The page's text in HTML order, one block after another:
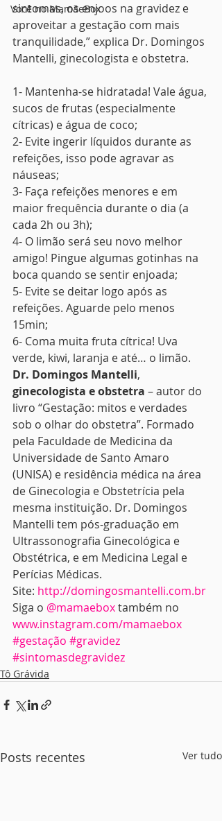
Você no MamãeBox
sintomas, os enjoos na gravidez e
aproveitar a gestação com mais
tranquilidade,” explica Dr. Domingos
Mantelli, ginecologista e obstetra.
1- Mantenha-se hidratada! Vale água,
sucos de frutas (especialmente
cítricas) e água de coco;
2- Evite ingerir líquidos durante as
refeições, isso pode agravar as
náuseas;
3- Faça refeições menores e em
maior frequência durante o dia (a
cada 2h ou 3h);
4- O limão será seu novo melhor
amigo! Pingue algumas gotinhas na
boca quando se sentir enjoada;
5- Evite se deitar logo após as
refeições. Aguarde pelo menos
15min;
6- Coma muita fruta cítrica! Uva
verde, kiwi, laranja e até… o limão.
Dr. Domingos Mantelli,
ginecologista e obstetra – autor do
livro “Gestação: mitos e verdades
sob o olhar do obstetra”. Formado
pela Faculdade de Medicina da
Universidade de Santo Amaro
(UNISA) e residência médica na área
de Ginecologia e Obstetrícia pela
mesma instituição. Dr. Domingos
Mantelli tem pós-graduação em
Ultrassonografia Ginecológica e
Obstétrica, e em Medicina Legal e
Perícias Médicas.
Site: http://domingosmantelli.com.br
Siga o @mamaebox também no
www.instagram.com/mamaebox
#gestação #gravidez
#sintomasdegravidez
Tô Grávida
Posts recentes Ver tudo